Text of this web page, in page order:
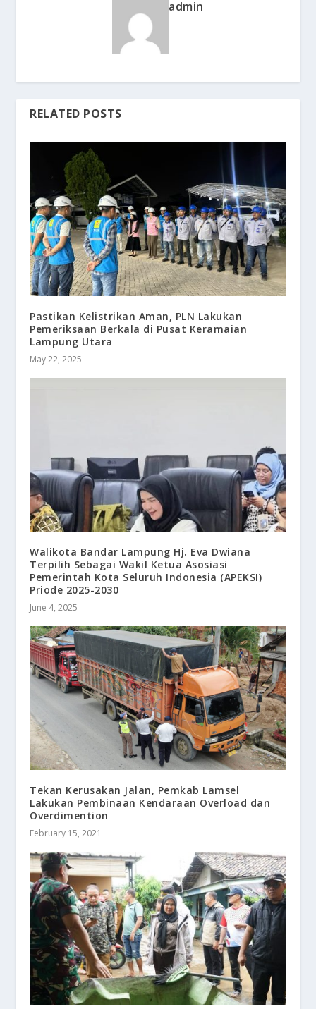
admin
RELATED POSTS
Pastikan Kelistrikan Aman, PLN Lakukan
Pemeriksaan Berkala di Pusat Keramaian
Lampung Utara
May 22, 2025
Walikota Bandar Lampung Hj. Eva Dwiana
Terpilih Sebagai Wakil Ketua Asosiasi
Pemerintah Kota Seluruh Indonesia (APEKSI)
Priode 2025-2030
June 4, 2025
Tekan Kerusakan Jalan, Pemkab Lamsel
Lakukan Pembinaan Kendaraan Overload dan
Overdimention
February 15, 2021